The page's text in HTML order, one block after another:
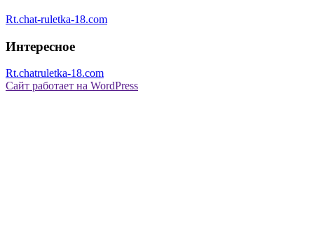
Rt.chat-ruletka-18.com
Интересное
Rt.chatruletka-18.com
Сайт работает на WordPress